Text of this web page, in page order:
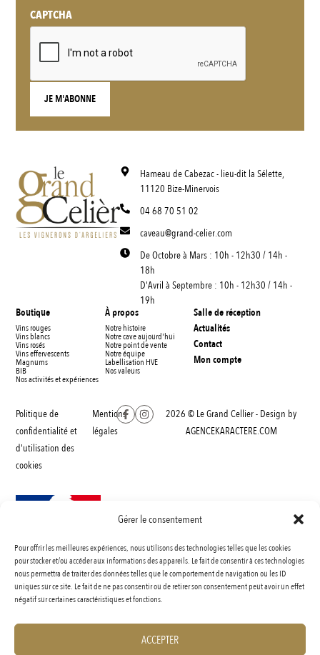
Gérer le consentement
Pour offrir les meilleures expériences, nous utilisons des technologies telles que les cookies
pour stocker et/ou accéder aux informations des appareils. Le fait de consentir à ces technologies
nous permettra de traiter des données telles que le comportement de navigation ou les ID
uniques sur ce site. Le fait de ne pas consentir ou de retirer son consentement peut avoir un effet
négatif sur certaines caractéristiques et fonctions.
ACCEPTER
CAPTCHA
Hameau de Cabezac - lieu-dit la Sélette,
11120 Bize-Minervois
04 68 70 51 02
caveau@grand-celier.com
De Octobre à Mars : 10h - 12h30 / 14h -
18h
D'Avril à Septembre : 10h - 12h30 / 14h -
19h
Boutique
Vins rouges
Vins blancs
Vins rosés
Vins effervescents
Magnums
BIB
Nos activités et expériences
À propos
Notre histoire
Notre cave aujourd'hui
Notre point de vente
Notre équipe
Labellisation HVE
Nos valeurs
Salle de réception
Actualités
Contact
Mon compte
Politique de
confidentialité et
d'utilisation des
cookies
Mentions
légales
2026 © Le Grand Cellier - Design by
AGENCEKARACTERE.COM
INTERDICTION DE VENTE DE BOISSONS ALCOOLIQUES AUX MINEURS DE MOINS
DE 18 ANS
La preuve de majorité de l’acheteur est éxigée au moment de la vente en ligne.